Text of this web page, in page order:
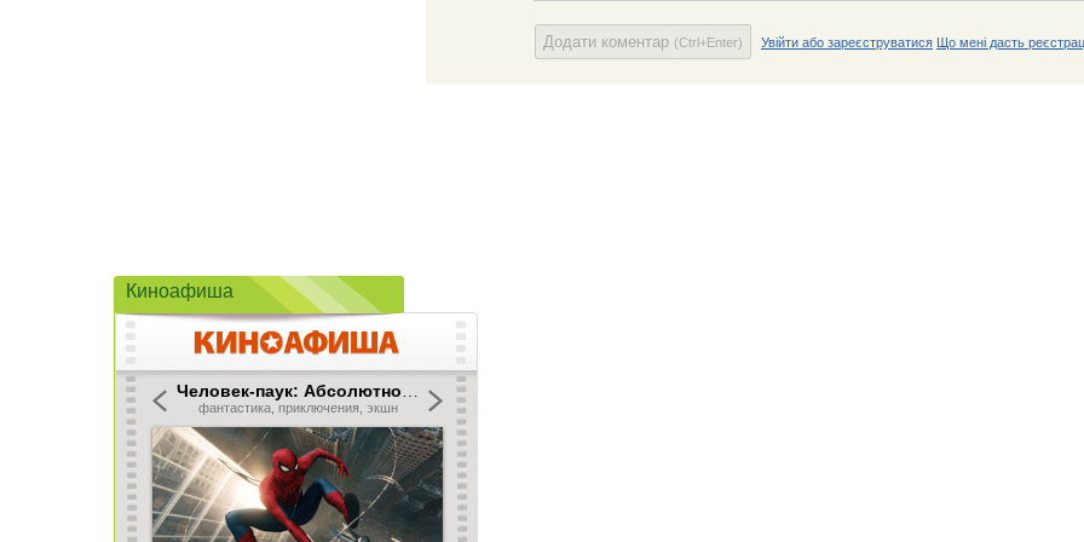
Додати коментар (Ctrl+Enter) Увійти або зареєструватися Що мені дасть
Киноафиша